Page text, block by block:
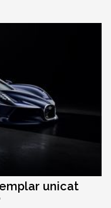
unicat